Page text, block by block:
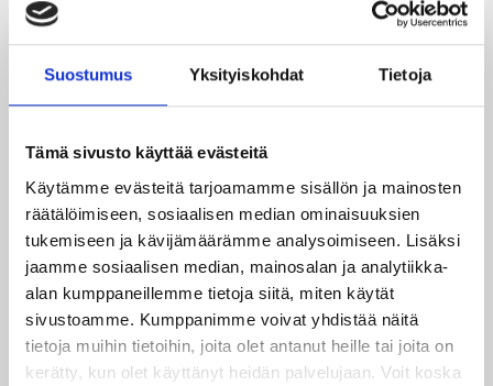
Suostumus Yksityiskohdat Tietoja
Tämä sivusto käyttää evästeitä
Käytämme evästeitä tarjoamamme sisällön ja mainosten
räätälöimiseen, sosiaalisen median ominaisuuksien
tukemiseen ja kävijämäärämme analysoimiseen. Lisäksi
jaamme sosiaalisen median, mainosalan ja analytiikka-
alan kumppaneillemme tietoja siitä, miten käytät
sivustoamme. Kumppanimme voivat yhdistää näitä
tietoja muihin tietoihin, joita olet antanut heille tai joita on
kerätty, kun olet käyttänyt heidän palvelujaan. Voit koska
04.08.2026
Joukkueen yhteisharjoitukset ovat alkaneet – ensimmäinen
mittari luvassa jo heti viikonloppuna Tampere Cupissa!
JYPin harjoitusottelut tulevalle 2026-2027 kaudelle on
julkaistu!
27.07.2026
Ruotsalaishyökkääjä Arvid Costmar JYPiin
25.06.2026
JYP ja Secto Rally Finland yhteistyöhön